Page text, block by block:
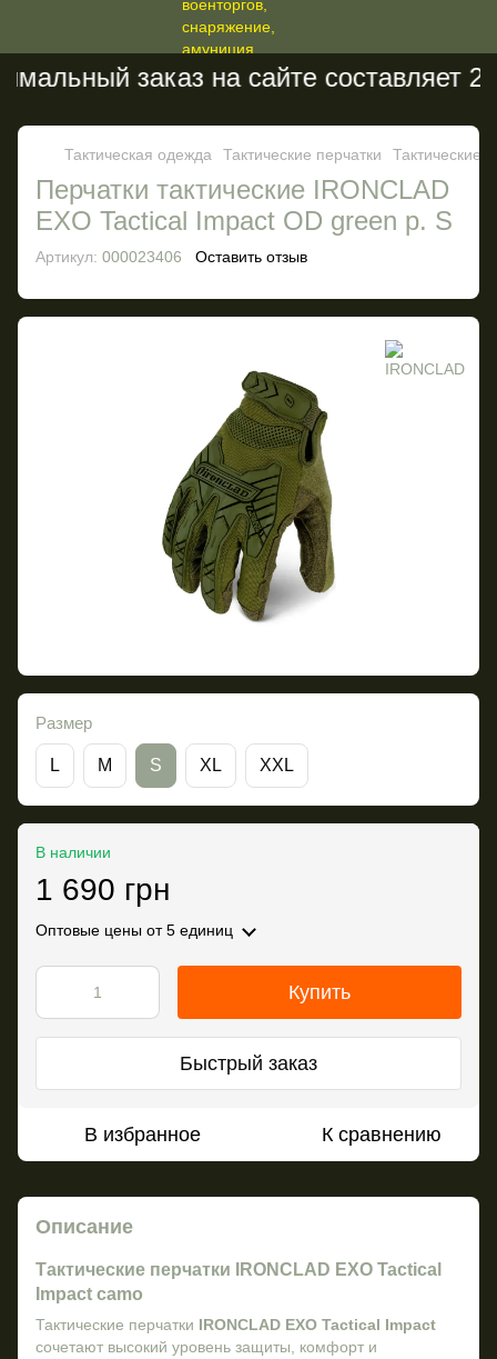
заказ на сайте составляет 200
Тактическая одежда Тактические перчатки Тактические
Перчатки тактические IRONCLAD
EXO Tactical Impact OD green р. S
Артикул: 000023406 Оставить отзыв
Размер
L M S XL XXL
В наличии
1 690 грн
Оптовые цены от 5 единиц
Купить
Быстрый заказ
В избранное К сравнению
Описание
Тактические перчатки IRONCLAD EXO Tactical
Impact camo
Тактические перчатки IRONCLAD EXO Tactical Impact
сочетают высокий уровень защиты, комфорт и